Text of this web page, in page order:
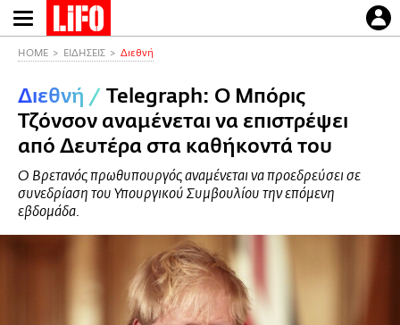
Παράκαμψη
προς
περιεχόμενο
HOME ΕΙΔΗΣΕΙΣ Διεθνή
Διεθνή / Telegraph: Ο Μπόρις
Τζόνσον αναμένεται να επιστρέψει
από Δευτέρα στα καθήκοντά του
Ο Βρετανός πρωθυπουργός αναμένεται να προεδρεύσει σε
συνεδρίαση του Υπουργικού Συμβουλίου την επόμενη
εβδομάδα.